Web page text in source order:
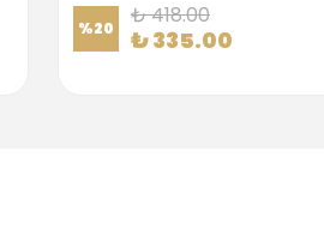
%20 ₺ 418.00
₺ 335.00